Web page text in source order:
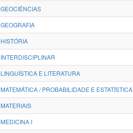
GEOCIÊNCIAS
GEOGRAFIA
HISTÓRIA
INTERDISCIPLINAR
LINGUÍSTICA E LITERATURA
MATEMÁTICA / PROBABILIDADE E ESTATÍSTICA
MATERIAIS
MEDICINA I